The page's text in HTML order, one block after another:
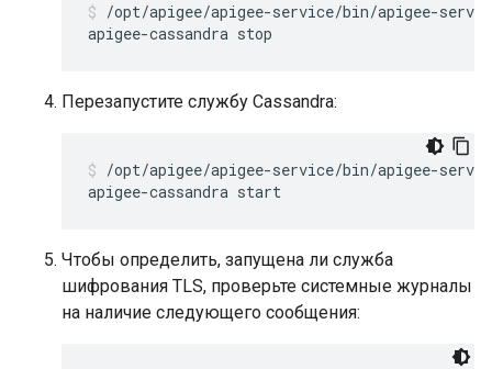
/opt/apigee/apigee-service/bin/apigee-
apigee-cassandra stop
Перезапустите службу Cassandra:
/opt/apigee/apigee-service/bin/apigee-
apigee-cassandra start
Чтобы определить, запущена ли служба
шифрования TLS, проверьте системные журналы
на наличие следующего сообщения: